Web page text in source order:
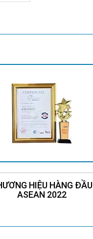
HIỆU HÀNG ĐẦU
ASEAN 2022